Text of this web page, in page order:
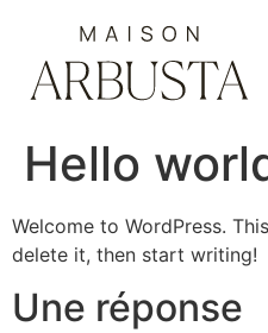
Hello
Welcome to WordPress.
delete it, then start writing!
Une réponse